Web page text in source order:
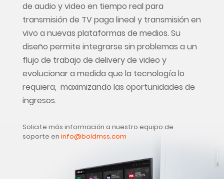
de audio y video en tiempo real para
transmisión de TV paga lineal y transmisión en
vivo a nuevas plataformas de medios. Su
diseño permite integrarse sin problemas a un
flujo de trabajo de delivery de video y
evolucionar a medida que la tecnología lo
requiera, maximizando las oportunidades de
ingresos.
Solicite más información a nuestro equipo de
soporte en info@boldmss.com